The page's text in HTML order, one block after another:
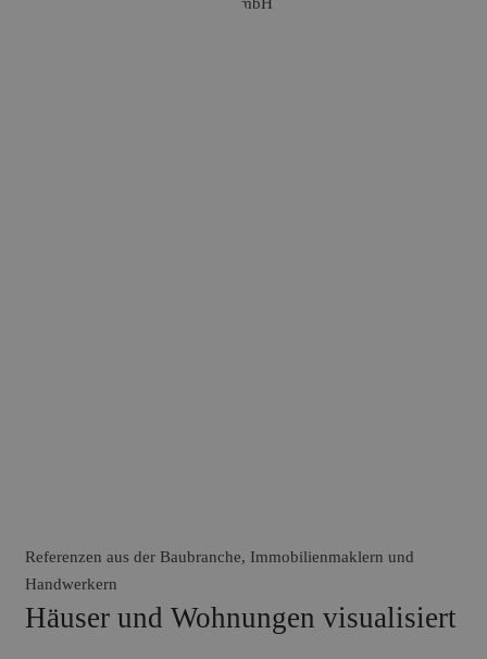
Referenzen aus der Baubranche, Immobilienmaklern und
Handwerkern
Häuser und Wohnungen visualisiert